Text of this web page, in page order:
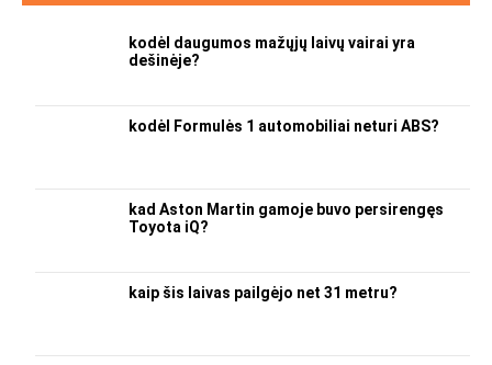
kodėl daugumos mažųjų laivų vairai yra
dešinėje?
kodėl Formulės 1 automobiliai neturi ABS?
kad Aston Martin gamoje buvo persirengęs
Toyota iQ?
kaip šis laivas pailgėjo net 31 metru?